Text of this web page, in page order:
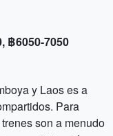
฿6050-7050
y Laos es a
Para
son a menudo